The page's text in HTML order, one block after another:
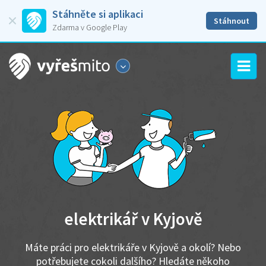
Stáhněte si aplikaci
Zdarma v Google Play
Stáhnout
elektrikář v Kyjově
Máte práci pro elektrikáře v Kyjově a okolí? Nebo
potřebujete cokoli dalšího? Hledáte někoho